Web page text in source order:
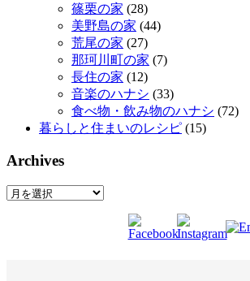
篠栗の家 (28)
美野島の家 (44)
荒尾の家 (27)
那珂川町の家 (7)
長住の家 (12)
音楽のハナシ (33)
食べ物・飲み物のハナシ (72)
暮らしと住まいのレシピ (15)
Archives
Archives